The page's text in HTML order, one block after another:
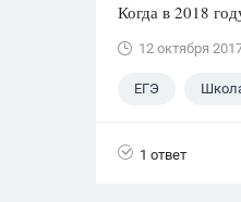
Когда в 2018
12 октября
ЕГЭ
1 ответ